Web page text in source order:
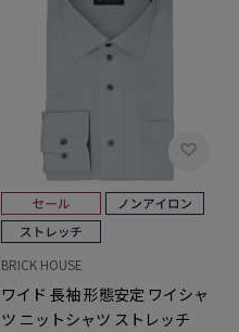
BRICK HOUSE
ワイド 長袖 形態安定 ワイシャ
ツ ニットシャツ ストレッチ